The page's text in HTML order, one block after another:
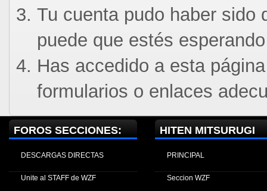
Tu cuenta pudo haber sido
puede que estés
Has accedido a esta
formularios o enlaces
FOROS SECCIONES:
DESCARGAS DIRECTAS
Unite al STAFF de WZF
HITEN MITSURUGI
PRINCIPAL
Seccion WZF